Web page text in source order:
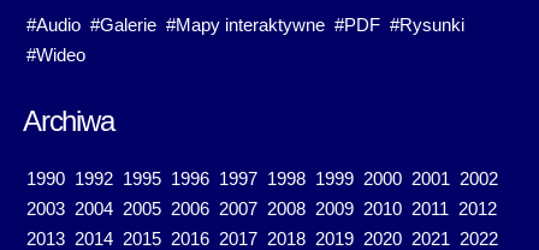
#Audio #Galerie #Mapy interaktywne #PDF #Rysunki
#Wideo
Archiwa
1990 1992 1995 1996 1997 1998 1999 2000 2001 2002
2003 2004 2005 2006 2007 2008 2009 2010 2011 2012
2013 2014 2015 2016 2017 2018 2019 2020 2021 2022